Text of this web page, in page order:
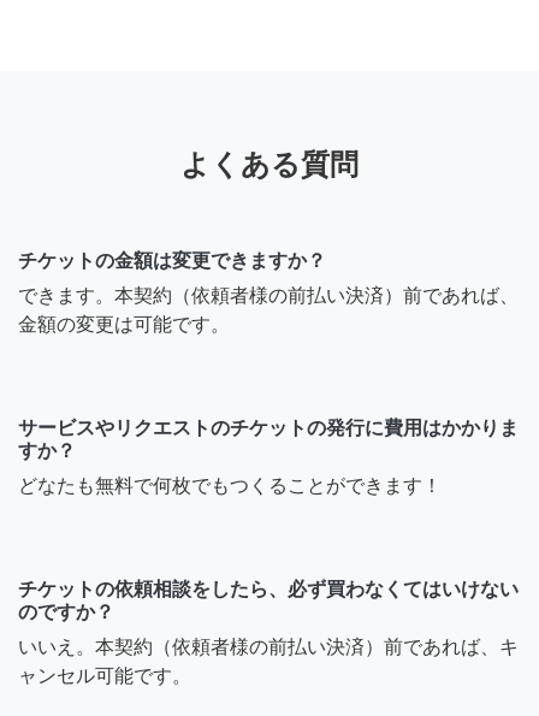
よくある質問
チケットの金額は変更できますか？
できます。本契約（依頼者様の前払い決済）前であれば、
金額の変更は可能です。
サービスやリクエストのチケットの発行に費用はかかりま
すか？
どなたも無料で何枚でもつくることができます！
チケットの依頼相談をしたら、必ず買わなくてはいけない
のですか？
いいえ。本契約（依頼者様の前払い決済）前であれば、キ
ャンセル可能です。